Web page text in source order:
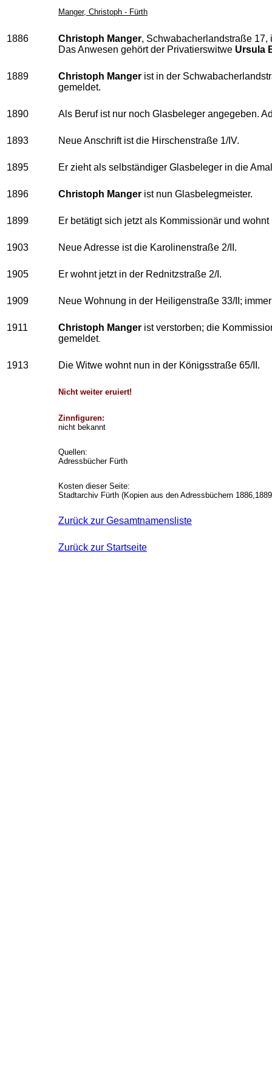
Manger, Christoph - Fürth
1886 Christoph Manger, Schwabacherlandstraße 17,
Das Anwesen gehört der Privatierswitwe Ursula
1889 Christoph Manger ist in der
gemeldet.
1890 Als Beruf ist nur noch Glasbeleger angegeben.
1893 Neue Anschrift ist die Hirschenstraße 1/IV.
1895 Er zieht als selbständiger Glasbeleger in die
1896 Christoph Manger ist nun Glasbelegmeister.
1899 Er betätigt sich jetzt als Kommissionär und
1903 Neue Adresse ist die Karolinenstraße 2/II.
1905 Er wohnt jetzt in der Rednitzstraße 2/I.
1909 Neue Wohnung in der Heiligenstraße 33/II;
1911 Christoph Manger ist verstorben; die
gemeldet.
1913 Die Witwe wohnt nun in der Königsstraße 65/II.
Nicht weiter eruiert!
Zinnfiguren:
nicht bekannt
Quellen:
Adressbücher Fürth
Kosten dieser Seite:
Stadtarchiv Fürth (Kopien aus den Adressbüchern
Zurück zur Gesamtnamensliste
Zurück zur Startseite